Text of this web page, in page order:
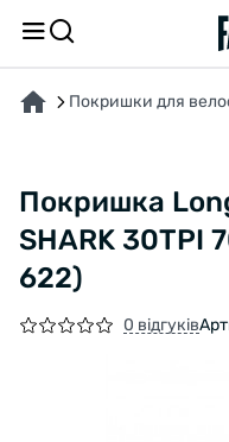
Покришки для
Покришка
SHARK 30TPI
622)
0 відгуків
ПРО ТОВАР ХАРАКТЕРИСТИКИ